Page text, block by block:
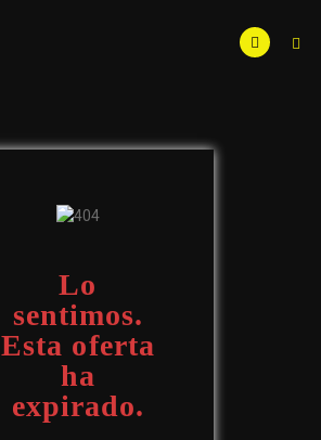
Lo
sentimos.
Esta oferta
ha
expirado.